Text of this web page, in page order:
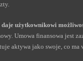
użytkownikowi
Umowa finansowa jest
aktywa jako swoje, co ma